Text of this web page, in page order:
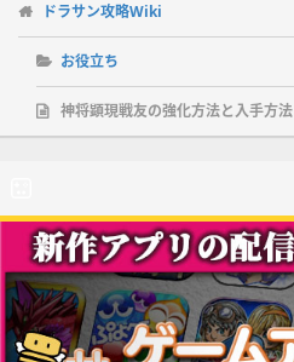
ドラサン攻略Wiki
お役立ち
神将顕現戦友の強化方法と入手方法